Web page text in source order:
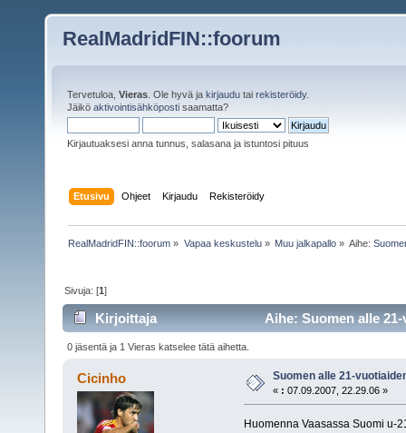
RealMadridFIN::foorum
Tervetuloa, Vieras . Ole hyvä ja kirjaudu tai rekisteröidy.
Jäikö aktivointisähköposti saamatta?
Kirjautuaksesi anna tunnus, salasana ja istuntosi pituus
Etusivu Ohjeet Kirjaudu Rekisteröidy
RealMadridFIN::foorum » Vapaa keskustelu» Muu jalkapallo» Aihe:
Sivuja: [1]
Kirjoittaja Aihe: Suomen alle
0 jäsentä ja 1 Vieras katselee tätä aihetta.
Cicinho Suomen alle 21-
« : 07.09.2007, 22.29.06 »
Huomenna Vaasassa Suomi u-